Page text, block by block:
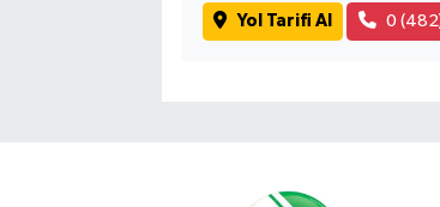
Yol Tarifi Al 0